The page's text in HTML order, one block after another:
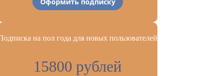
на пол года для новых пользователей
15800 рублей